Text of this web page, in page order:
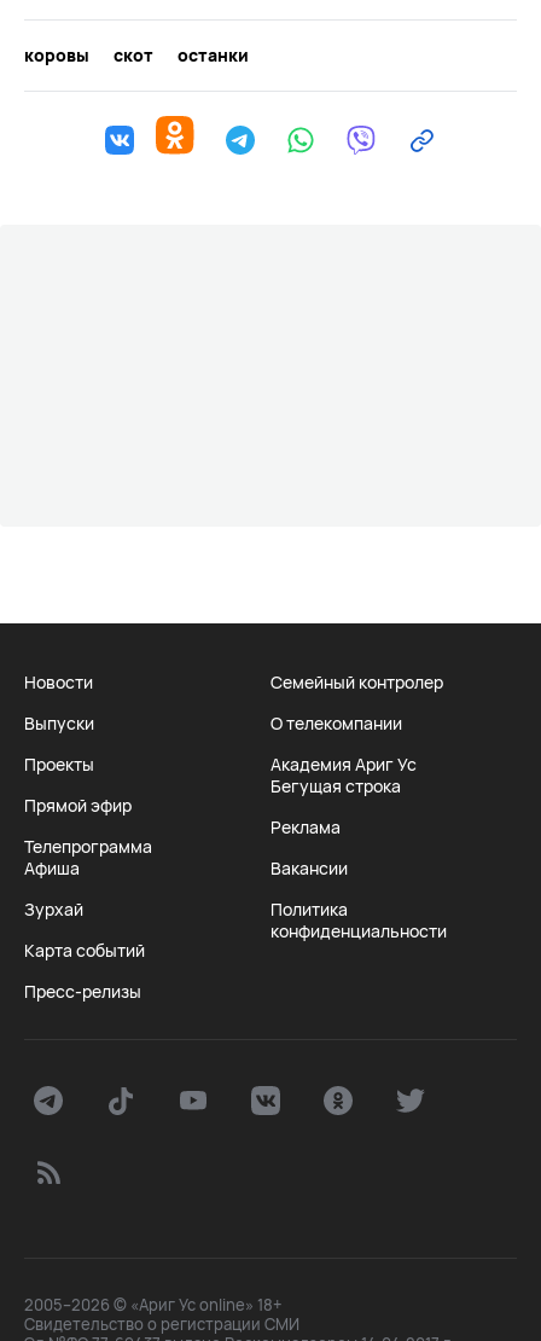
коровы скот останки
Новости
Выпуски
Проекты
Прямой эфир
Телепрограмма
Афиша
Зурхай
Карта событий
Пресс-релизы
Семейный контролер
О телекомпании
Академия Ариг Ус
Бегущая строка
Реклама
Вакансии
Политика
конфиденциальности
2005–2026 © «Ариг Ус online» 18+
Свидетельство о регистрации СМИ